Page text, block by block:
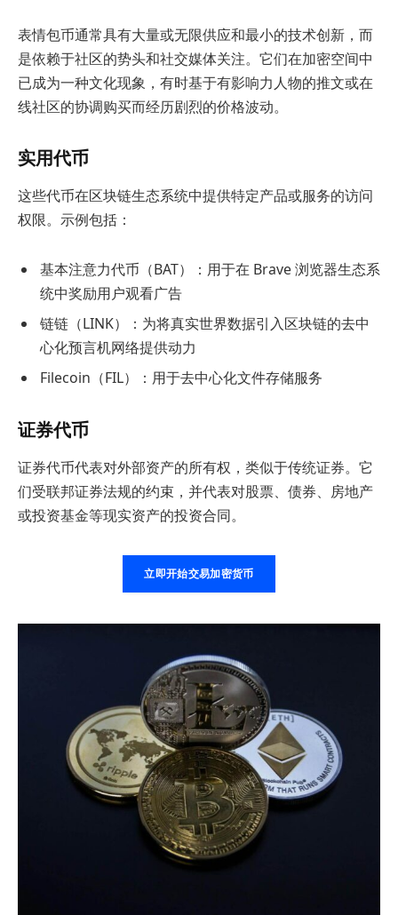
表情包币通常具有大量或无限供应和最小的技术创新，而
是依赖于社区的势头和社交媒体关注。它们在加密空间中
已成为一种文化现象，有时基于有影响力人物的推文或在
线社区的协调购买而经历剧烈的价格波动。
实用代币
这些代币在区块链生态系统中提供特定产品或服务的访问
权限。示例包括：
基本注意力代币（BAT）：用于在 Brave 浏览器生态系
统中奖励用户观看广告
链链（LINK）：为将真实世界数据引入区块链的去中
心化预言机网络提供动力
Filecoin（FIL）：用于去中心化文件存储服务
证券代币
证券代币代表对外部资产的所有权，类似于传统证券。它
们受联邦证券法规的约束，并代表对股票、债券、房地产
或投资基金等现实资产的投资合同。
立即开始交易加密货币